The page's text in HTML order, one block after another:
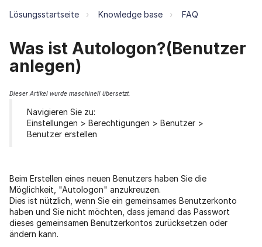
Lösungsstartseite Knowledge base FAQ
Was ist Autologon?(Benutzer
anlegen)
Dieser Artikel wurde maschinell übersetzt.
Navigieren Sie zu:
Einstellungen > Berechtigungen > Benutzer >
Benutzer erstellen
Beim Erstellen eines neuen Benutzers haben Sie die
Möglichkeit, "Autologon" anzukreuzen.
Dies ist nützlich, wenn Sie ein gemeinsames Benutzerkonto
haben und Sie nicht möchten, dass jemand das Passwort
dieses gemeinsamen Benutzerkontos zurücksetzen oder
ändern kann.